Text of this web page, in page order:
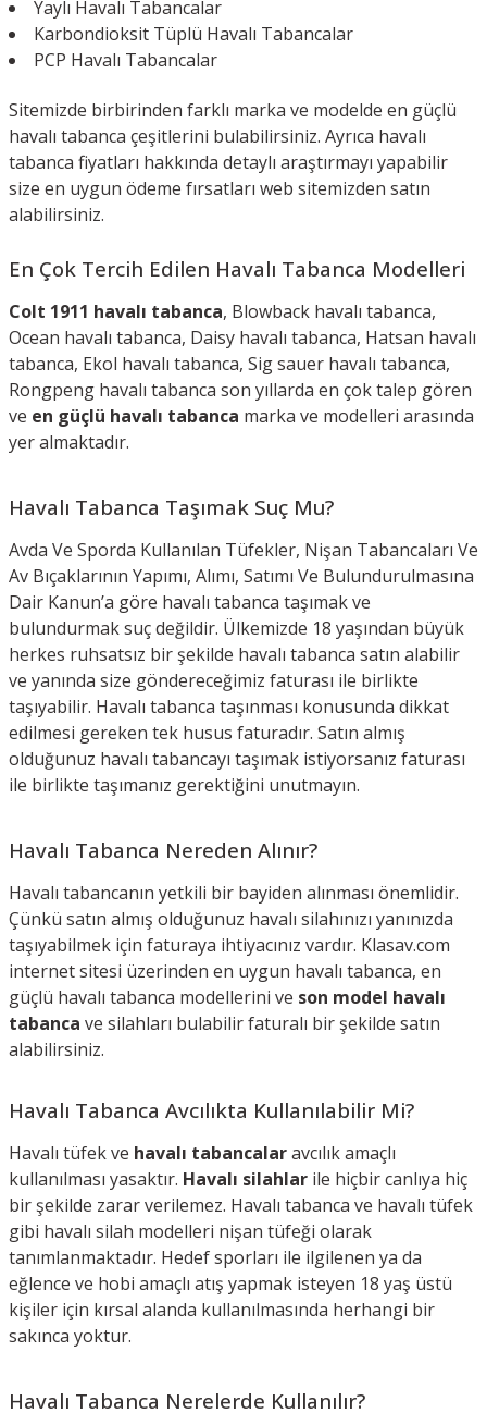
Yaylı Havalı Tabancalar
Karbondioksit Tüplü Havalı Tabancalar
PCP Havalı Tabancalar
Sitemizde birbirinden farklı marka ve modelde en güçlü
havalı tabanca çeşitlerini bulabilirsiniz. Ayrıca havalı
tabanca fiyatları hakkında detaylı araştırmayı yapabilir
size en uygun ödeme fırsatları web sitemizden satın
alabilirsiniz.
En Çok Tercih Edilen Havalı Tabanca Modelleri
Colt 1911 havalı tabanca, Blowback havalı tabanca,
Ocean havalı tabanca, Daisy havalı tabanca, Hatsan havalı
tabanca, Ekol havalı tabanca, Sig sauer havalı tabanca,
Rongpeng havalı tabanca son yıllarda en çok talep gören
ve en güçlü havalı tabanca marka ve modelleri arasında
yer almaktadır.
Havalı Tabanca Taşımak Suç Mu?
Avda Ve Sporda Kullanılan Tüfekler, Nişan Tabancaları Ve
Av Bıçaklarının Yapımı, Alımı, Satımı Ve Bulundurulmasına
Dair Kanun’a göre havalı tabanca taşımak ve
bulundurmak suç değildir. Ülkemizde 18 yaşından büyük
herkes ruhsatsız bir şekilde havalı tabanca satın alabilir
ve yanında size göndereceğimiz faturası ile birlikte
taşıyabilir. Havalı tabanca taşınması konusunda dikkat
edilmesi gereken tek husus faturadır. Satın almış
olduğunuz havalı tabancayı taşımak istiyorsanız faturası
ile birlikte taşımanız gerektiğini unutmayın.
Havalı Tabanca Nereden Alınır?
Havalı tabancanın yetkili bir bayiden alınması önemlidir.
Çünkü satın almış olduğunuz havalı silahınızı yanınızda
taşıyabilmek için faturaya ihtiyacınız vardır. Klasav.com
internet sitesi üzerinden en uygun havalı tabanca, en
güçlü havalı tabanca modellerini ve son model havalı
tabanca ve silahları bulabilir faturalı bir şekilde satın
alabilirsiniz.
Havalı Tabanca Avcılıkta Kullanılabilir Mi?
Havalı tüfek ve havalı tabancalaravcılık amaçlı
kullanılması yasaktır. Havalı silahlar ile hiçbir canlıya hiç
bir şekilde zarar verilemez. Havalı tabanca ve havalı tüfek
gibi havalı silah modelleri nişan tüfeği olarak
tanımlanmaktadır. Hedef sporları ile ilgilenen ya da
eğlence ve hobi amaçlı atış yapmak isteyen 18 yaş üstü
kişiler için kırsal alanda kullanılmasında herhangi bir
sakınca yoktur.
Havalı Tabanca Nerelerde Kullanılır?